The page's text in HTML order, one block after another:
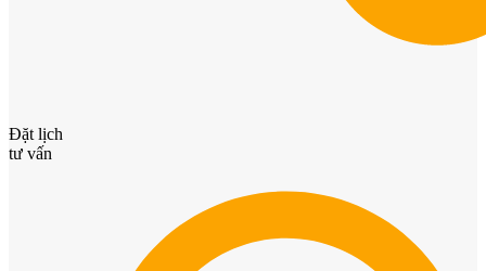
Cửa mẫu trơn phẳng
Đặt lịch
tư vấn